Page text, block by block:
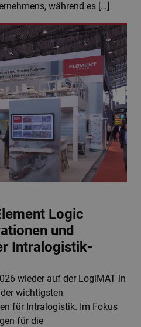
während es […]
Logic
und
Intralogistik-
wieder auf der LogiMAT in
wichtigsten
für Intralogistik. Im Fokus
für die